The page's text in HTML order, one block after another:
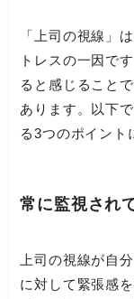
「上司の視線」
トレスの一因で
ると感じること
あります。以下
る3つのポイント
常に監視され
上司の視線が自
に対して緊張感